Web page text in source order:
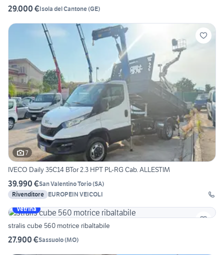
29.000 €Isola del Cantone(GE)
7
IVECO Daily 35C14 BTor 2.3 HPT PL-RG Cab. ALLESTIM
39.990 €San Valentino Torio(SA)
Rivenditore EUROPEIN VEICOLI
Vetrina
stralis cube 560 motrice ribaltabile
27.900 €Sassuolo(MO)